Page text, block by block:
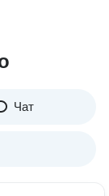
Чат